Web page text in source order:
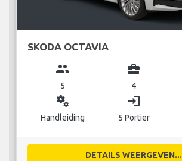
SKODA OCTAVIA
group
5
business_center
4
miscellaneous_services
Handleiding
login
5 Portier
DETAILS WEERGEVEN...